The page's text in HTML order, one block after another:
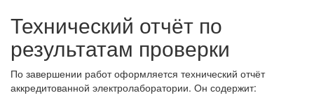
Технический отчёт по
результатам проверки
По завершении работ оформляется технический отчёт
аккредитованной электролаборатории. Он содержит: